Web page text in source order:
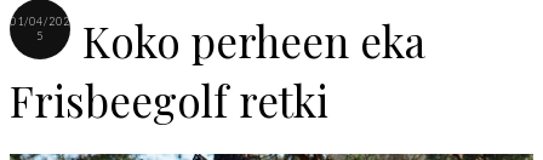
01/04/202
5
Koko perheen eka
Frisbeegolf retki